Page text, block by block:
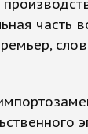
часть